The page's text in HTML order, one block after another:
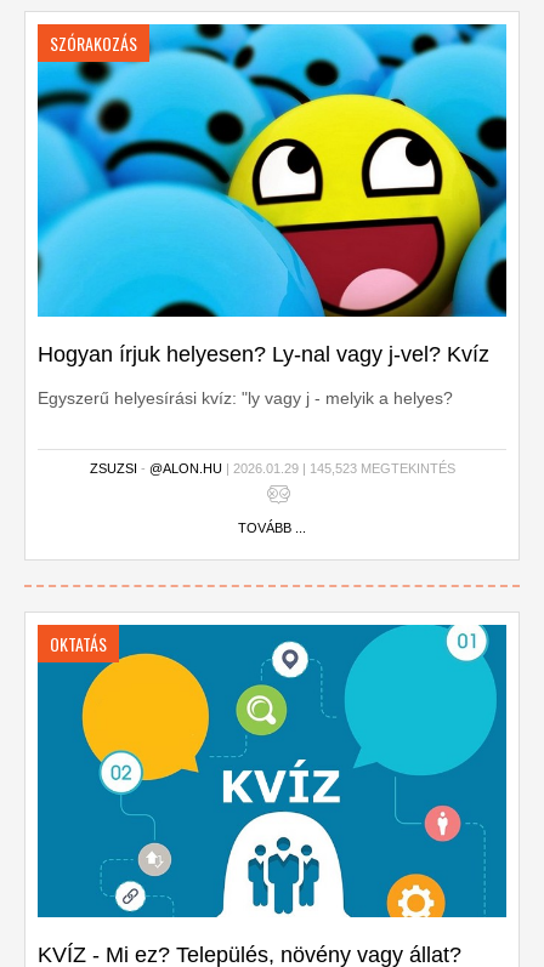
SZÓRAKOZÁS
Hogyan írjuk helyesen? Ly-nal vagy j-vel? Kvíz
Egyszerű helyesírási kvíz: "ly vagy j - melyik a helyes?
ZSUZSI - @ALON.HU| 2026.01.29 | 145,523 MEGTEKINTÉS
TOVÁBB ...
OKTATÁS
KVÍZ - Mi ez? Település, növény vagy állat?